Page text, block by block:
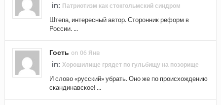
in: Патриотизм как стокгольмский синдром
Штепа, интересный автор. Сторонник реформ в
России. ...
Гость on 06 Янв
in: Хорошилище грядет по гульбищу на позорище
И слово «русский» убрать. Оно же по происхождению
скандинавское! ...